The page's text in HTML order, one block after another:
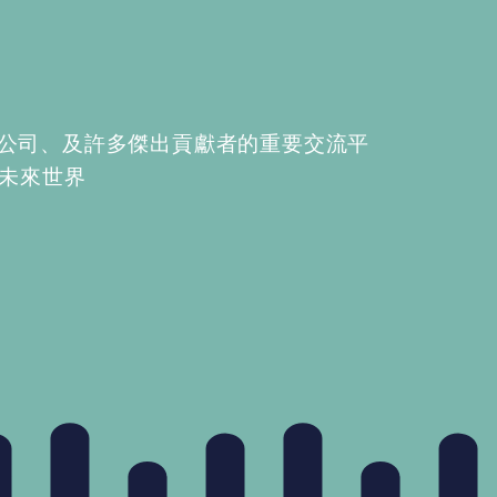
司、及許多傑出貢獻者的重要交流平
來世界